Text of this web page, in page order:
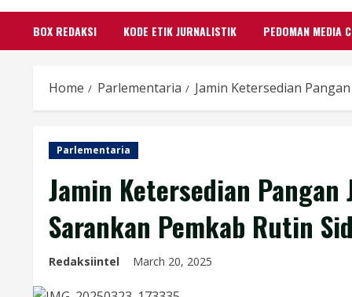
BOX REDAKSI KODE ETIK JURNALISTIK PEDOMAN MEDIA
Home Parlementaria Jamin Ketersedian
Parlementaria
Jamin Ketersedian Pangan
Sarankan Pemkab Rutin
Redaksiintel March 20, 2025